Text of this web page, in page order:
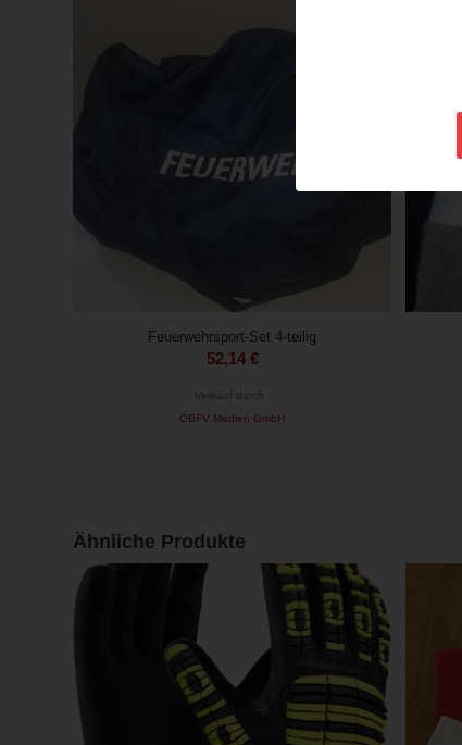
Feuerwehrsport-Set 4-teilig
52,14 €
Verkauf durch :
ÖBFV Medien GmbH
Ähnliche Produkte